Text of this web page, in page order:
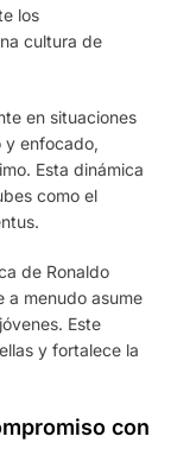
los
cultura de
en situaciones
y enfocado,
Esta dinámica
como el
de Ronaldo
a menudo asume
Este
y fortalece la
con